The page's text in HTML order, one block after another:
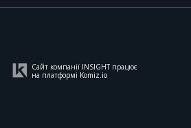
Сайт компанії INSIGHT працює
на платформі Komiz.io